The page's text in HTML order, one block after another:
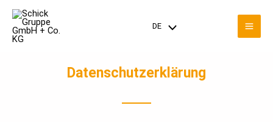
Inhalt
springen
DEMenü
Datenschutzerklärung